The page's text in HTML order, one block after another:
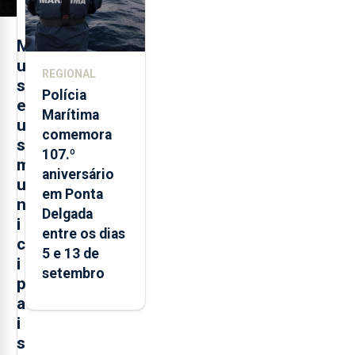
M
u
s
e
u
s
m
u
n
i
c
i
p
a
i
s
REGIONAL
Polícia
Marítima
comemora
107.º
aniversário
em Ponta
Delgada
entre os dias
5 e 13 de
setembro